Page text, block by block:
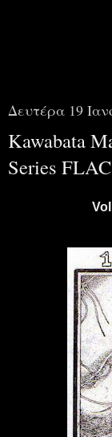
Δευτέρα 19
Kawabata
Series